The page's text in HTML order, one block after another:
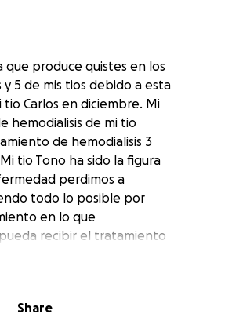
produce quistes en los
5 de mis tios debido a esta
Carlos en diciembre. Mi
hemodialisis de mi tio
de hemodialisis 3
tio Tono ha sido la figura
perdimos a
todo lo posible por
en lo que
recibir el tratamiento
todo nuestro corazon.
Share